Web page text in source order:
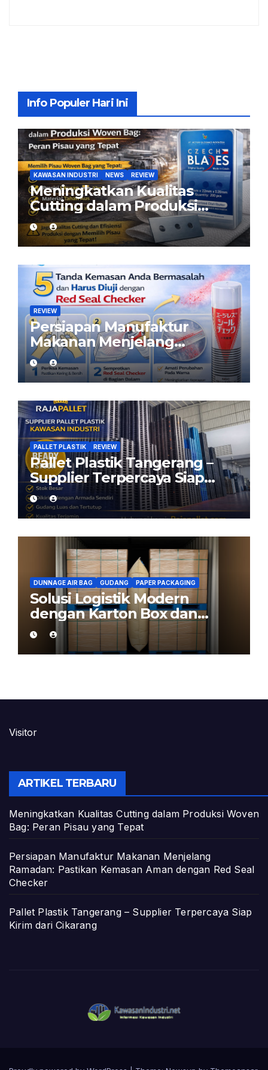
Info Populer Hari Ini
KAWASAN INDUSTRI NEWS REVIEW
Meningkatkan Kualitas
Cutting dalam Produksi
Woven Bag: Peran Pisau
yang Tepat
REVIEW
Persiapan Manufaktur
Makanan Menjelang
Ramadan: Pastikan Kemasan
Aman dengan Red Seal
Checker
PALLET PLASTIK REVIEW
Pallet Plastik Tangerang –
Supplier Terpercaya Siap
Kirim dari Cikarang
DUNNAGE AIR BAG GUDANG PAPER PACKAGING
Solusi Logistik Modern
dengan Karton Box dan
Dunnage Air Bag
Visitor
ARTIKEL TERBARU
Meningkatkan Kualitas Cutting dalam Produksi Woven
Bag: Peran Pisau yang Tepat
Persiapan Manufaktur Makanan Menjelang
Ramadan: Pastikan Kemasan Aman dengan Red Seal
Checker
Pallet Plastik Tangerang – Supplier Terpercaya Siap
Kirim dari Cikarang